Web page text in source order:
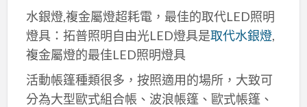
水銀燈,複金屬燈超耗電，最佳的取代LED照明
燈具：拓普照明自由光LED燈具是取代水銀燈,
複金屬燈的最佳LED照明燈具
活動帳篷種類很多，按照適用的場所，大致可
分為大型歐式組合帳、波浪帳篷、歐式帳篷、